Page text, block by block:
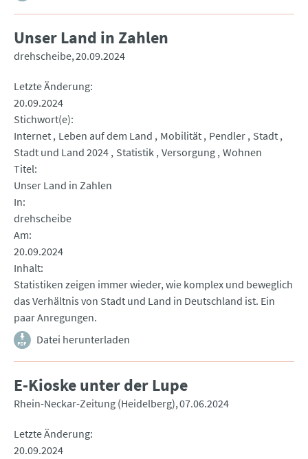
Unser Land in Zahlen
drehscheibe 20.09.2024
Letzte Änderung
20.09.2024
Stichwort(e)
Internet Leben auf dem Land Mobilität Pendler Stadt
Stadt und Land 2024 Statistik Versorgung Wohnen
Titel
Unser Land in Zahlen
In
drehscheibe
Am
20.09.2024
Inhalt
Statistiken zeigen immer wieder, wie komplex und beweglich
das Verhältnis von Stadt und Land in Deutschland ist. Ein
paar Anregungen.
Datei herunterladen
E-Kioske unter der Lupe
Rhein-Neckar-Zeitung (Heidelberg) 07.06.2024
Letzte Änderung
20.09.2024